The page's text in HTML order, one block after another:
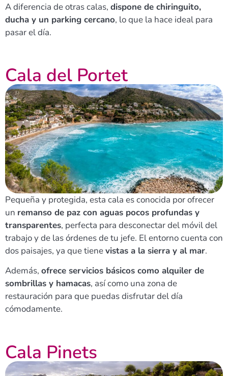
A diferencia de otras calas, dispone de chiringuito,
ducha y un parking cercano, lo que la hace ideal para
pasar el día.
Cala del Portet
Pequeña y protegida, esta cala es conocida por ofrecer
un remanso de paz con aguas pocos profundas y
transparentes, perfecta para desconectar del móvil del
trabajo y de las órdenes de tu jefe. El entorno cuenta con
dos paisajes, ya que tienevistas a la sierra y al mar.
Además, ofrece servicios básicos como alquiler de
sombrillas y hamacas, así como una zona de
restauración para que puedas disfrutar del día
cómodamente.
Cala Pinets